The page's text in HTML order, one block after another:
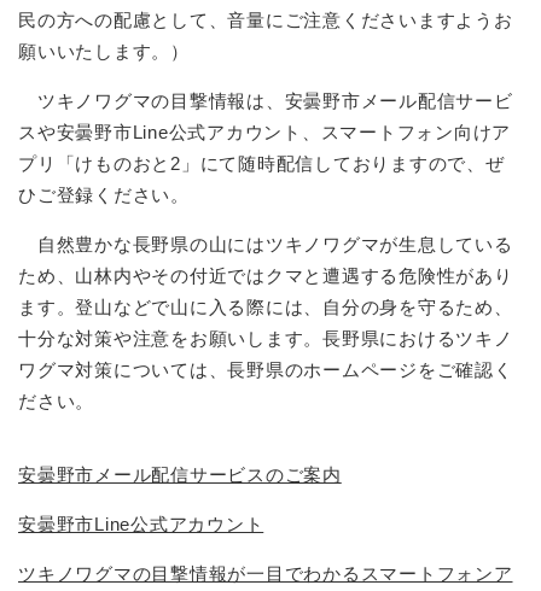
民の方への配慮として、音量にご注意くださいますようお
願いいたします。）
ツキノワグマの目撃情報は、安曇野市メール配信サービ
スや安曇野市Line公式アカウント、スマートフォン向けア
プリ「けものおと2」にて随時配信しておりますので、ぜ
ひご登録ください。
自然豊かな長野県の山にはツキノワグマが生息している
ため、山林内やその付近ではクマと遭遇する危険性があり
ます。登山などで山に入る際には、自分の身を守るため、
十分な対策や注意をお願いします。長野県におけるツキノ
ワグマ対策については、長野県のホームページをご確認く
ださい。
安曇野市メール配信サービスのご案内
安曇野市Line公式アカウント
ツキノワグマの目撃情報が一目でわかるスマートフォンア